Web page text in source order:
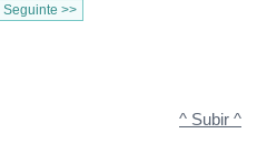
Seguinte >>
^ Subir ^